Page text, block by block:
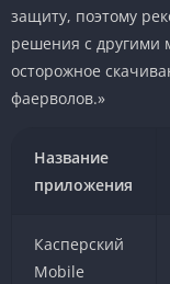
защиту, поэтому
решения с другими
осторожное
фаерволов.»
Название
приложения
Касперский
Mobile